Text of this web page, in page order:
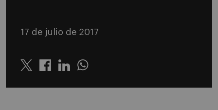
17 de julio de 2017
Twitter LinkedinWhatsapp